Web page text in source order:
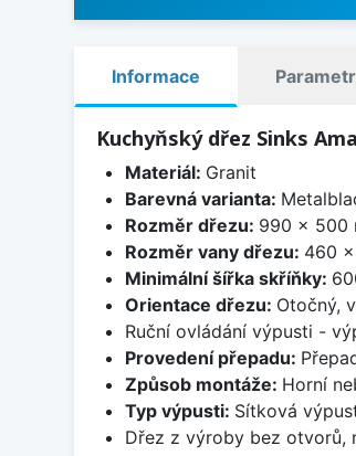
Informace
Kuchyňský dřez Sinks
Materiál: Granit
Barevná varianta:
Rozměr dřezu: 990 x 500
Rozměr vany dřezu: 460
Minimální šířka skříňky:
Orientace dřezu: Otočný,
Ruční ovládání výpusti -
Provedení přepadu:
Způsob montáže: Horní
Typ výpusti: Sítková
Dřez z výroby bez